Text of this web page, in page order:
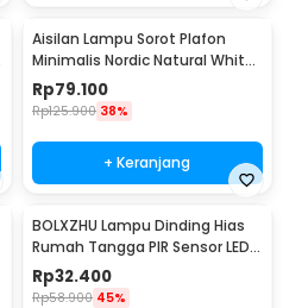
Aisilan Lampu Sorot Plafon
Minimalis Nordic Natural White
4000K 7W - MSD52
Rp79.100
Rp125.900 38%
+ Keranjang
BOLXZHU Lampu Dinding Hias
Rumah Tangga PIR Sensor LED
Warm White 3W - HCGY003
Rp32.400
Rp58.900 45%